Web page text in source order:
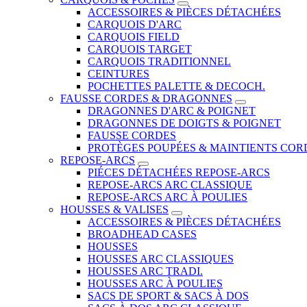
ACCESSOIRES & PIÈCES DÉTACHÉES
CARQUOIS D'ARC
CARQUOIS FIELD
CARQUOIS TARGET
CARQUOIS TRADITIONNEL
CEINTURES
POCHETTES PALETTE & DECOCH.
FAUSSE CORDES & DRAGONNES
DRAGONNES D'ARC & POIGNET
DRAGONNES DE DOIGTS & POIGNET
FAUSSE CORDES
PROTÈGES POUPÉES & MAINTIENTS
REPOSE-ARCS
PIÉCES DÉTACHÉES REPOSE-ARCS
REPOSE-ARCS ARC CLASSIQUE
REPOSE-ARCS ARC À POULIES
HOUSSES & VALISES
ACCESSOIRES & PIÈCES DÉTACHÉES
BROADHEAD CASES
HOUSSES
HOUSSES ARC CLASSIQUES
HOUSSES ARC TRADI.
HOUSSES ARC À POULIES
SACS DE SPORT & SACS À DOS